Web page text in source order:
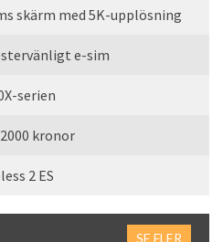
skärm med 5K-upplösning
e-sim
serien
kronor
2 ES
SE FLER